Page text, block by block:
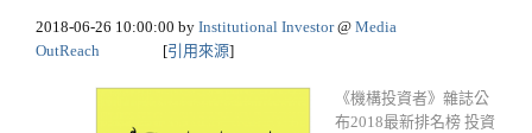
2018-06-26 10:00:00 by Institutional Investor@ Media
OutReach
[引用來源]
《機構投資者》雜誌公
布2018最新排名榜 投資